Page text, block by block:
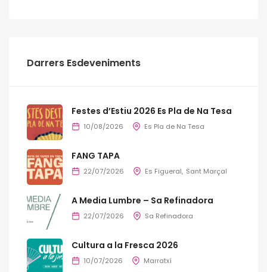
Darrers Esdeveniments
Festes d’Estiu 2026 Es Pla de Na Tesa
10/08/2026 Es Pla de Na Tesa
FANG TAPA
22/07/2026 Es Figueral Sant Marçal
A Media Lumbre – Sa Refinadora
22/07/2026 Sa Refinadora
Cultura a la Fresca 2026
10/07/2026 Marratxí